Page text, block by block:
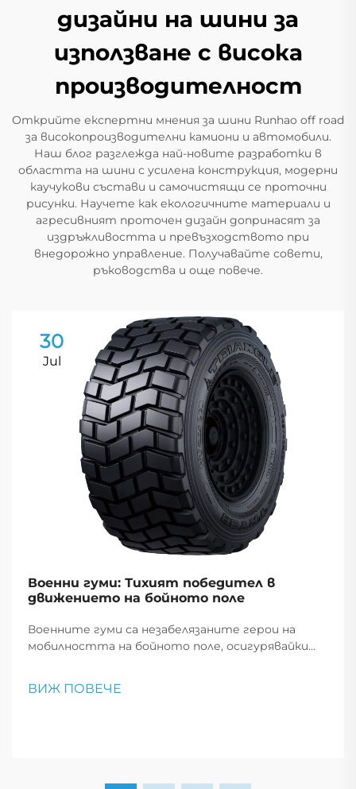
дизайни на шини за
използване с висока
производителност
Открийте експертни мнения за шини Runhao off road
за високопроизводителни камиони и автомобили.
Наш блог разглежда най-новите разработки в
областта на шини с усилена конструкция, модерни
каучукови състави и самочистящи се проточни
рисунки. Научете как екологичните материали и
агресивният проточен дизайн допринасят за
издръжливостта и превъзходството при
внедорожно управление. Получавайте совети,
ръководства и още повече.
30
Jul
Военни гуми: Тихият победител в
движението на бойното поле
Военните гуми са незабелязаните герои на
мобилността на бойното поле, осигурявайки
критично за успеха на мисията и
ВИЖ ПОВЕЧЕ